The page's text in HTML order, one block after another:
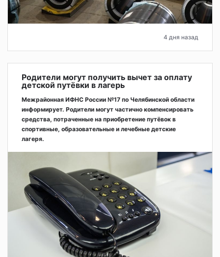
4 дня назад
Родители могут получить вычет за оплату
детской путёвки в лагерь
Межрайонная ИФНС России №17 по Челябинской области
информирует. Родители могут частично компенсировать
средства, потраченные на приобретение путёвок в
спортивные, образовательные и лечебные детские
лагеря.